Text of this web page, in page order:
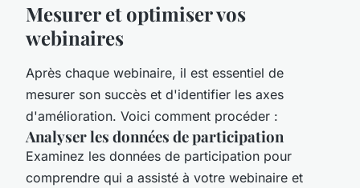
Mesurer et optimiser vos
webinaires
Après chaque webinaire, il est essentiel de
mesurer son succès et d'identifier les axes
d'amélioration. Voici comment procéder :
Analyser les données de participation
Examinez les données de participation pour
comprendre qui a assisté à votre webinaire et